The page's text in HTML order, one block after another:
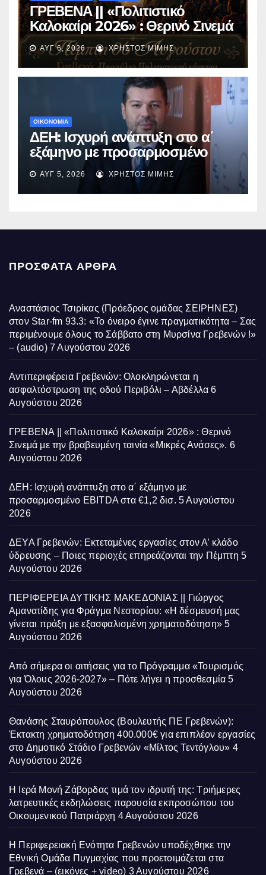
ΓΡΕΒΕΝΑ || «Πολιτιστικό
Καλοκαίρι 2026» : Θερινό Σινεμά
με την βραβευμένη ταινία
«Μικρές Ανάσες».
ΑΥΓ 6, 2026 ΧΡΉΣΤΟΣ ΜΊΜΗΣ
ΟΙΚΟΝΟΜΙΑ
ΔΕΗ: Ισχυρή ανάπτυξη στο α΄
εξάμηνο με προσαρμοσμένο
EBITDA στα €1,2 δισ.
ΑΥΓ 5, 2026 ΧΡΉΣΤΟΣ ΜΊΜΗΣ
ΠΡΌΣΦΑΤΑ ΆΡΘΡΑ
Αναστάσιος Τσιρίκας (Πρόεδρος ομάδας ΣΕΙΡΗΝΕΣ)
στον Star-fm 93.3: «Το όνειρο έγινε πραγματικότητα – Σας
περιμένουμε όλους το Σάββατο στη Μυρσίνα Γρεβενών !»
– (audio) 7 Αυγούστου 2026
Αντιπεριφέρεια Γρεβενών: Ολοκληρώνεται η
ασφαλτόστρωση της οδού Περιβόλι – Αβδέλλα 6
Αυγούστου 2026
ΓΡΕΒΕΝΑ || «Πολιτιστικό Καλοκαίρι 2026» : Θερινό
Σινεμά με την βραβευμένη ταινία «Μικρές Ανάσες». 6
Αυγούστου 2026
ΔΕΗ: Ισχυρή ανάπτυξη στο α΄ εξάμηνο με
προσαρμοσμένο EBITDA στα €1,2 δισ. 5 Αυγούστου
2026
ΔΕΥΑ Γρεβενών: Εκτεταμένες εργασίες στον Α’ κλάδο
ύδρευσης – Ποιες περιοχές επηρεάζονται την Πέμπτη 5
Αυγούστου 2026
ΠΕΡΙΦΕΡΕΙΑ ΔΥΤΙΚΗΣ ΜΑΚΕΔΟΝΙΑΣ || Γιώργος
Αμανατίδης για Φράγμα Νεστορίου: «Η δέσμευσή μας
γίνεται πράξη με εξασφαλισμένη χρηματοδότηση» 5
Αυγούστου 2026
Από σήμερα οι αιτήσεις για το Πρόγραμμα «Τουρισμός
για Όλους 2026-2027» – Πότε λήγει η προσθεσμία 5
Αυγούστου 2026
Θανάσης Σταυρόπουλος (Βουλευτής ΠΕ Γρεβενών):
Έκτακτη χρηματοδότηση 400.000€ για επιπλέον εργασίες
στο Δημοτικό Στάδιο Γρεβενών «Μίλτος Τεντόγλου» 4
Αυγούστου 2026
Η Ιερά Μονή Ζάβορδας τιμά τον ιδρυτή της: Τριήμερες
λατρευτικές εκδηλώσεις παρουσία εκπροσώπου του
Οικουμενικού Πατριάρχη 4 Αυγούστου 2026
Η Περιφερειακή Ενότητα Γρεβενών υποδέχθηκε την
Εθνική Ομάδα Πυγμαχίας που προετοιμάζεται στα
Γρεβενά – (εικόνες + video) 3 Αυγούστου 2026